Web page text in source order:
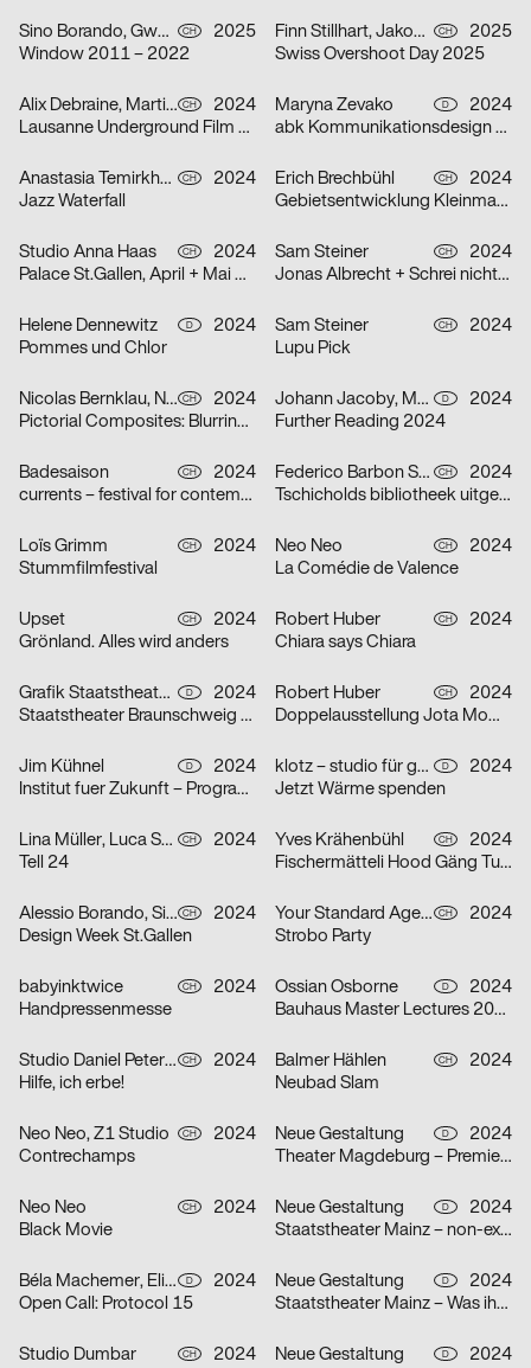
Sino Borando, Gwendoline Niederer, Serafina Räber CH
2025
Window 2011 – 2022
Finn Stillhart, Jakob Galler, Lorena Gamper CH
2025
Swiss Overshoot Day 2025
Alix Debraine, Martial Grin CH
2024
Lausanne Underground Film & Music Festival (LUFF) 2024
Maryna Zevako D
2024
abk Kommunikationsdesign Workshops
Anastasia Temirkhan CH
2024
Jazz Waterfall
Erich Brechbühl CH
2024
Gebietsentwicklung Kleinmatt-/Bireggstrasse
Studio Anna Haas CH
2024
Palace St.Gallen, April + Mai 2024
Sam Steiner CH
2024
Jonas Albrecht + Schrei nicht so Orkestra
Helene Dennewitz D
2024
Pommes und Chlor
Sam Steiner CH
2024
Lupu Pick
Nicolas Bernklau, Nina Flaitz CH
2024
Pictorial Composites: Blurring Boundaries – Ambiguous Realities
Johann Jacoby, Mark van Leeuwen D
2024
Further Reading 2024
Badesaison CH
2024
currents – festival for contemporary music
Federico Barbon Studio CH
2024
Tschicholds bibliotheek uitgepakt
Loïs Grimm CH
2024
Stummfilmfestival
Neo Neo CH
2024
La Comédie de Valence
Upset CH
2024
Grönland. Alles wird anders
Robert Huber CH
2024
Chiara says Chiara
Grafik Staatstheater Braunschweig, Running Water Creative Group, Studio Max Kuwertz D
2024
Staatstheater Braunschweig „Die Hölle ist leer, alle Teufel sind hier“
Robert Huber CH
2024
Doppelausstellung Jota Mombaça & Steffani Jemison
Jim Kühnel D
2024
Institut fuer Zukunft – Programmplakate
klotz – studio für gestaltung D
2024
Jetzt Wärme spenden
Lina Müller, Luca Schenardi, Wietlisbach Sophie CH
2024
Tell 24
Yves Krähenbühl CH
2024
Fischermätteli Hood Gäng Turbo-Tour
Alessio Borando, Sino Borando CH
2024
Design Week St.Gallen
Your Standard Agency CH
2024
Strobo Party
babyinktwice CH
2024
Handpressenmesse
Ossian Osborne D
2024
Bauhaus Master Lectures 2024
Studio Daniel Peter, Alice Kolb CH
2024
Hilfe, ich erbe!
Balmer Hählen CH
2024
Neubad Slam
Neo Neo, Z1 Studio CH
2024
Contrechamps
Neue Gestaltung D
2024
Theater Magdeburg – Premierenplakate
Neo Neo CH
2024
Black Movie
Neue Gestaltung D
2024
Staatstheater Mainz – non-existent
Béla Machemer, Eli Zaza Moysiopoulou, Nora Veismann, Konstantin Wagner, Gerrit Ludwig D
2024
Open Call: Protocol 15
Neue Gestaltung D
2024
Staatstheater Mainz – Was ihr wollt
Studio Dumbar CH
2024
Neue Gestaltung D
2024